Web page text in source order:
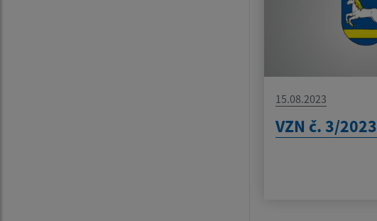
15.08.2023
VZN č. 3/2023